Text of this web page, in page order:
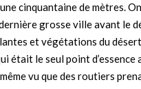
cinquantaine de mètres.
grosse ville avant le
et végétations du
était le seul point
vu que des routiers